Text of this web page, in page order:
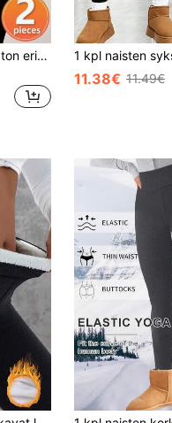
2 kpl yksivärinen saumaton erittäin ohut lämmin leggings, korkea vyötärö hoikentavat joustavat tiukat housut, naisten alusvaatteet ja yöasut, syksy/talvi
11.38€ 11.49€